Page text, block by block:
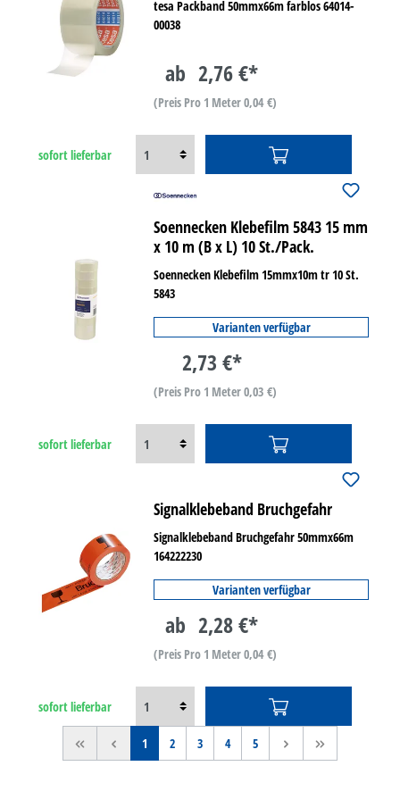
tesa Packband 50mmx66m farblos 64014-
00038
ab 2,76 €*
(Preis Pro 1 Meter 0,04 €)
sofort lieferbar
Soennecken Klebefilm 5843 15 mm
x 10 m (B x L) 10 St./Pack.
Soennecken Klebefilm 15mmx10m tr 10 St.
5843
Varianten verfügbar
2,73 €*
(Preis Pro 1 Meter 0,03 €)
sofort lieferbar
Signalklebeband Bruchgefahr
Signalklebeband Bruchgefahr 50mmx66m
164222230
Varianten verfügbar
ab 2,28 €*
(Preis Pro 1 Meter 0,04 €)
sofort lieferbar
<< < 1 2 3 4 5 > >>